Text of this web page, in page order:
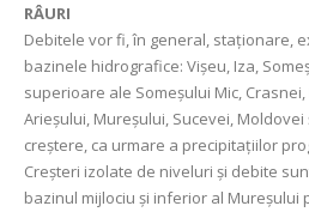
RÂURI
Debitele vor fi, în general, staționare,
bazinele hidrografice: Vișeu, Iza,
superioare ale Someșului Mic,
Arieșului, Mureșului, Sucevei,
creștere, ca urmare a precipitațiilor
Creșteri izolate de niveluri şi debite
bazinul mijlociu și inferior al Mureșului